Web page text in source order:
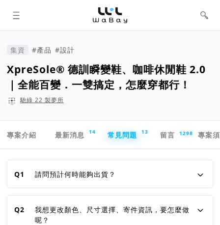
WaBay 挖貝 | 台灣最值得信賴的群眾
集資 / 群眾募資平台
集資 #產品 #設計
XpreSole® 德訓瞬變鞋、咖啡休閒鞋 2.0
｜全能百變．一雙搞定，怎麼穿都行！
馳綠 22 製夢所
專案介紹
最新消息 14 常見問題 13 留言 1298 專案
Q1
請問預計何時能夠出貨？
Q2
我想更改顏色、尺寸選擇、寄件資訊，要怎麼做
呢？